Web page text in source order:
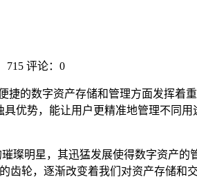
715 评论：0
的数字资产存储和管理方面发挥着
优势，能让用户更精准地管理不同
明星，其迅猛发展使得数字资产
轮，逐渐改变着我们对资产存储和